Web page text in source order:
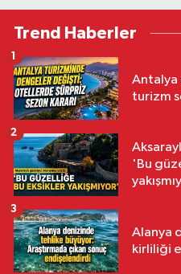
Trend Haberler
Antalya
turizm
1
'Bu
2
Alanya
kirliliği
3